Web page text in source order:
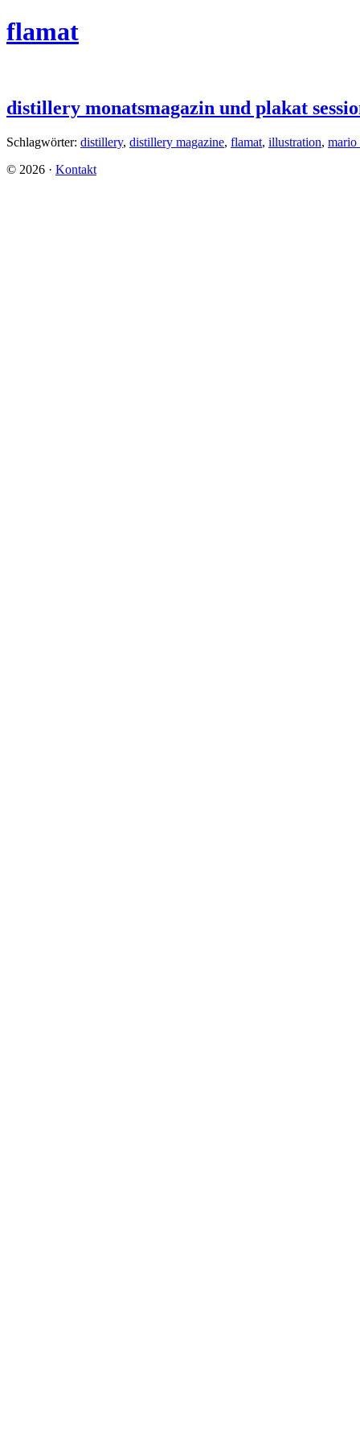
flamat
distillery monatsmagazin und plakat
Schlagwörter: distillery, distillery magazine, flamat, illustration, mario
© 2026 · Kontakt